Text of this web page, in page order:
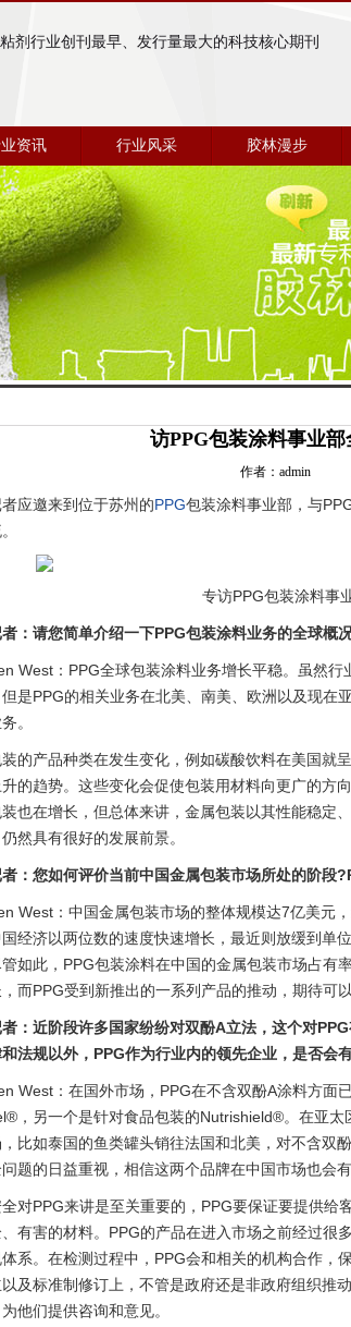
剂行业创刊最早、发行量最大的科技核心期刊
资讯 行业风采 胶林漫步
访PPG包装涂料事业
作者：admin 日
应邀来到位于苏州的PPG包装涂料事业部，与
专访PPG包装涂料事
：请您简单介绍一下PPG包装涂料业务的全球概况
West：PPG全球包装涂料业务增长平稳。虽然
是PPG的相关业务在北美、南美、欧洲以及现在
。
的产品种类在发生变化，例如碳酸饮料在美国就
的趋势。这些变化会促使包装用材料向更广的方
也在增长，但总体来讲，金属包装以其性能稳定
然具有很好的发展前景。
：您如何评价当前中国金属包装市场所处的阶段
West：中国金属包装市场的整体规模达7亿美元
经济以两位数的速度快速增长，最近则放缓到单
如此，PPG包装涂料在中国的金属包装市场占有
而PPG受到新推出的一系列产品的推动，期待可
：近阶段许多国家纷纷对双酚A立法，这个对
法规以外，PPG作为行业内的领先企业，是否会
West：在国外市场，PPG在不含双酚A涂料方面
，另一个是针对食品包装的Nutrishield®。在亚
比如泰国的鱼类罐头销往法国和北美，对不含双
题的日益重视，相信这两个品牌在中国市场也会有
对PPG来讲是至关重要的，PPG要保证要提供给
有害的材料。PPG的产品在进入市场之前经过很
系。在检测过程中，PPG会和相关的机构合作，
以及标准制修订上，不管是政府还是非政府组织推
他们提供咨询和意见。